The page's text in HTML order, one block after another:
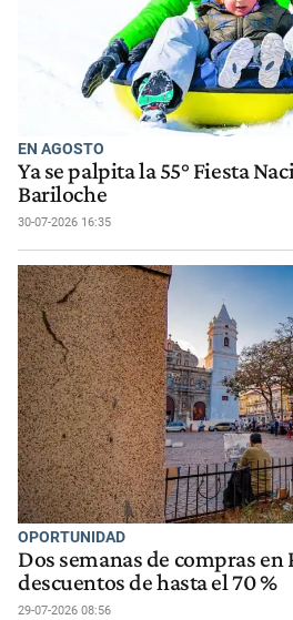
EN AGOSTO
Ya se palpita la 55° Fiesta
Bariloche
30-07-2026 16:35
OPORTUNIDAD
Dos semanas de compras en
descuentos de hasta el 70 %
29-07-2026 08:56